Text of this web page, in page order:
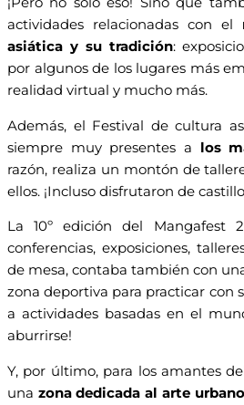
actividades relacionadas con el
asiática y su tradición:
por algunos de los lugares más
realidad virtual y mucho más.
Además, el Festival de cultura
siempre muy presentes a los
razón, realiza un montón de
ellos. ¡Incluso disfrutaron de
La 10º edición del Mangafest
conferencias, exposiciones,
de mesa, contaba también con
zona deportiva para practicar con
a actividades basadas en el
aburrirse!
Y, por último, para los amantes
una zona dedicada al arte urbano